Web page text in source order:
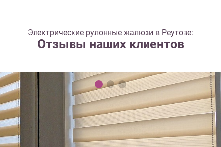
Электрические рулонные жалюзи в Реутове:
Отзывы наших клиентов